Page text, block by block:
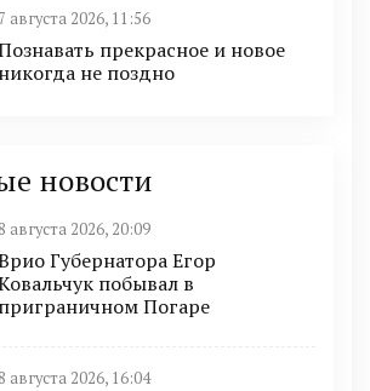
7 августа 2026, 11:56
прекрасное и новое
никогда не поздно
новости
8 августа 2026, 20:09
Губернатора Егор
побывал в
приграничном Погаре
8 августа 2026, 16:04